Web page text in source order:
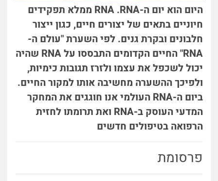
היום הוא יום ה-RNA .RNA ממלא תפקידים
חיוניים בתאים של יצורים חיים, כגון ייצור
חלבונים ובקרת גנים. לפי השערת "עולם ה-
RNA" החיים הקדומים התבססו על RNA שהיה
יכול לשכפל את עצמו ולזרז תגובות כימיות,
ולפיכך ההשערה מחשיבה אותו למקור החיים.
ביום ה-RNA העולמי אנו חוגגים את המחקר
המדעי העוסק ב-RNA ואת תרומתו לחזית
הרפואה בטיפולים חדשים
פרסומת